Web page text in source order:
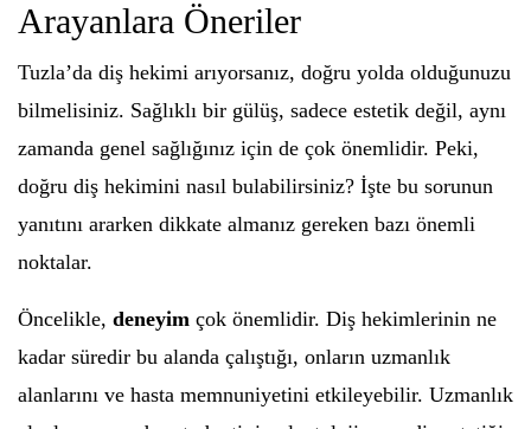
Arayanlara Öneriler
Tuzla’da diş hekimi arıyorsanız, doğru yolda olduğunuzu
bilmelisiniz. Sağlıklı bir gülüş, sadece estetik değil, aynı
zamanda genel sağlığınız için de çok önemlidir. Peki,
doğru diş hekimini nasıl bulabilirsiniz? İşte bu sorunun
yanıtını ararken dikkate almanız gereken bazı önemli
noktalar.
Öncelikle, deneyim çok önemlidir. Diş hekimlerinin ne
kadar süredir bu alanda çalıştığı, onların uzmanlık
alanlarını ve hasta memnuniyetini etkileyebilir. Uzmanlık